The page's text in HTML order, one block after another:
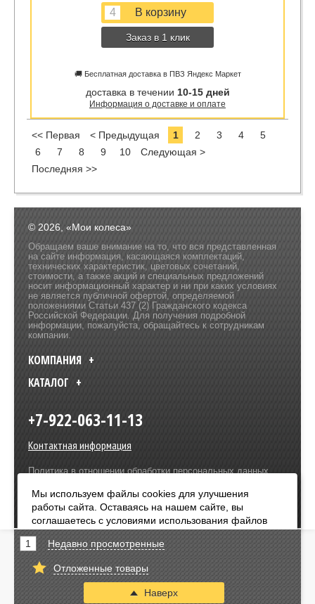
Заказ в 1 клик
🚚 Бесплатная доставка в ПВЗ Яндекс Маркет
доставка в течении 10-15 дней
Информация о доставке и оплате
<< Первая < Предыдущая 1 2 3 4
5
6
7 8 9 10
Следующая >
Последняя >>
© 2026, «Мои колеса»
Обращаем ваше внимание на то, что вся представленная
на сайте информация, касающаяся комплектаций,
технических характеристик, цветовых сочетаний,
стоимости, а также акций и специальных предложений
носит информационный характер и ни при каких условиях
не является публичной офертой, определяемой
положениями Статьи 437 (2) Гражданского кодекса
Российской Федерации. Для получения подробной
информации, пожалуйста, обращайтесь к сотрудникам
компании.
КОМПАНИЯ
Оплата:
КАТАЛОГ
+7-922-063-11-13
Контактная информация
Политика в отношении обработки персональных данных
1 Недавно просмотренные
Отложенные товары
Наверх
Мы используем файлы cookies для улучшения
работы сайта. Оставаясь на нашем сайте, вы
соглашаетесь с условиями использования файлов
cookies. Чтобы ознакомиться с нашими Положениями
о конфиденциальности и об использовании файлов
cookie,
Я согласен